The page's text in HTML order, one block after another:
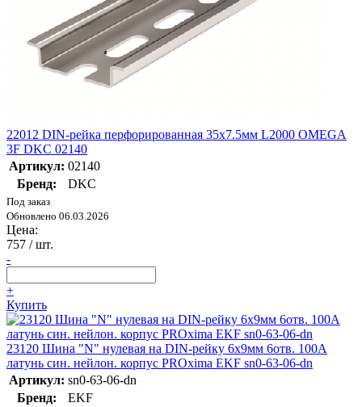
22012 DIN-рейка перфорированная 35х7.5мм L2000 OMEGA
3F DKC 02140
Артикул: 02140
Бренд:
DKC
Под заказ
Обновлено 06.03.2026
Цена:
757 / шт.
-
+
Купить
23120 Шина "N" нулевая на DIN-рейку 6х9мм 6отв. 100А
латунь син. нейлон. корпус PROxima EKF sn0-63-06-dn
Артикул: sn0-63-06-dn
Бренд:
EKF